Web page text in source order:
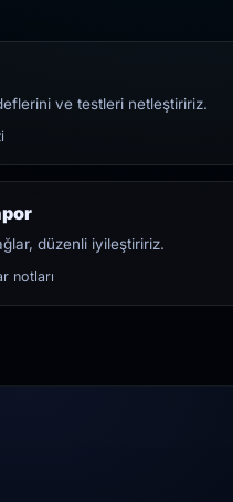
ve testleri netleştiririz.
düzenli iyileştiririz.
notları